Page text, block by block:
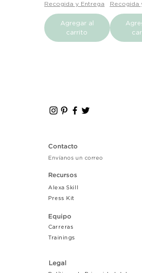
Recogida y Entrega
Agregar al
carrito
Recogida
Contacto
Envíanos un correo
Recursos
Alexa Skill
Press Kit
Equipo
Carreras
Trainings
Legal